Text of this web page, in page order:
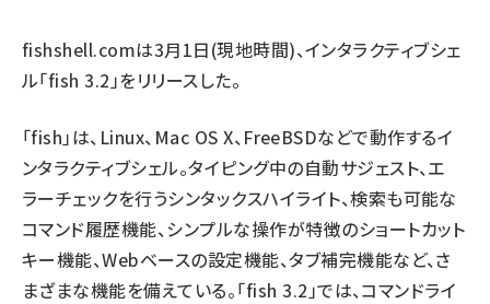
fishshell.comは3月1日(現地時間)、インタラクティブシェ
ル「fish 3.2」をリリースした。
「fish」は、Linux、Mac OS X、FreeBSDなどで動作するイ
ンタラクティブシェル。タイピング中の自動サジェスト、エ
ラーチェックを行うシンタックスハイライト、検索も可能な
コマンド履歴機能、シンプルな操作が特徴のショートカット
キー機能、Webベースの設定機能、タブ補完機能など、さ
まざまな機能を備えている。「fish 3.2」では、コマンドライ